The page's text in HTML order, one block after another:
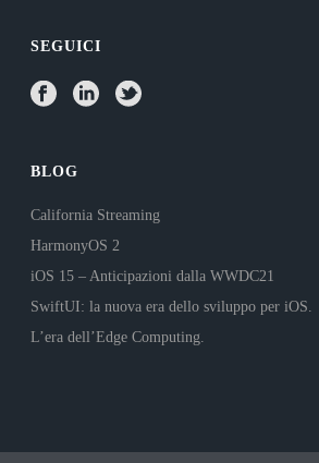
SEGUICI
BLOG
California Streaming
HarmonyOS 2
iOS 15 – Anticipazioni dalla WWDC21
SwiftUI: la nuova era dello sviluppo per iOS.
L’era dell’Edge Computing.